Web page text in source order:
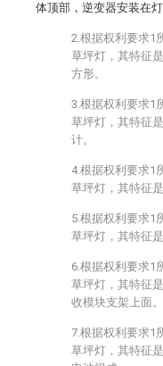
体顶部，逆变器安装在灯
2.根据权利要求1
草坪灯，其特征
方形。
3.根据权利要求1
草坪灯，其特征
计。
4.根据权利要求1
草坪灯，其特征
5.根据权利要求1
草坪灯，其特征
6.根据权利要求1
草坪灯，其特征
收模块支架上面。
7.根据权利要求1
草坪灯，其特征